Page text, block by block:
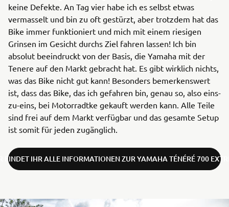
keine Defekte. An Tag vier habe ich es selbst etwas
vermasselt und bin zu oft gestürzt, aber trotzdem hat das
Bike immer funktioniert und mich mit einem riesigen
Grinsen im Gesicht durchs Ziel fahren lassen! Ich bin
absolut beeindruckt von der Basis, die Yamaha mit der
Tenere auf den Markt gebracht hat. Es gibt wirklich nichts,
was das Bike nicht gut kann! Besonders bemerkenswert
ist, dass das Bike, das ich gefahren bin, genau so, also eins-
zu-eins, bei Motorradtke gekauft werden kann. Alle Teile
sind frei auf dem Markt verfügbar und das gesamte Setup
ist somit für jeden zugänglich.
FINDET IHR ALLE INFORMATIONEN ZUR YAMAHA TÉNÉRÉ 700